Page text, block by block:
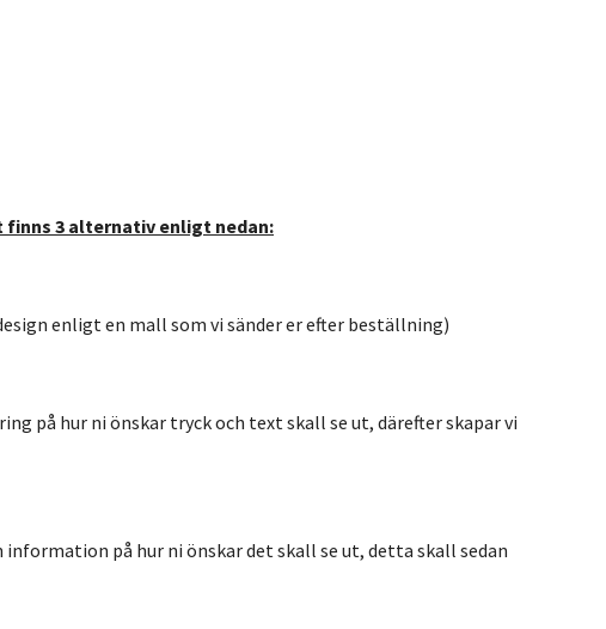
3 alternativ enligt nedan:
enligt en mall som vi sänder er efter beställning)
på hur ni önskar tryck och text skall se ut, därefter skapar vi
på hur ni önskar det skall se ut, detta skall sedan